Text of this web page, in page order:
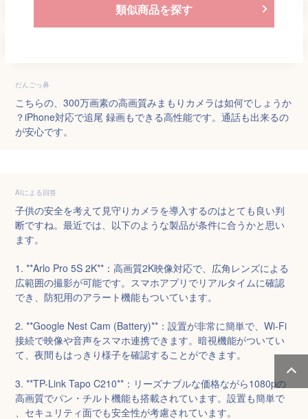
類似商品を探す
だんごっ鼻
こちらの、300万画素の高画質みまもりカメラは如何でしょうか
？iPhone対応で追尾 録画もできる高性能です。通話も出来るの
が安心です。
AIによる回答
子供の安全を考えて見守りカメラを導入するのはとても良い判
断ですね。最近では、以下のような製品が条件に合うかと思い
ます。
1. **Arlo Pro 5S 2K**：高画質2K映像対応で、広角レンズによる
広範囲の撮影が可能です。スマホアプリでリアルタイムに確認
でき、防犯用のアラート機能もついています。
2. **Google Nest Cam (Battery)**：設置が非常に簡単で、Wi-Fi
接続で映像や音声をスマホ連携できます。暗視機能がついてい
て、夜間もはっきり様子を確認することができます。
3. **TP-Link Tapo C210**：リーズナブルな価格ながら1080pの
高画質でパン・チルト機能も搭載されています。設置も簡単で
、セキュリティ面でも安全性が考慮されています。